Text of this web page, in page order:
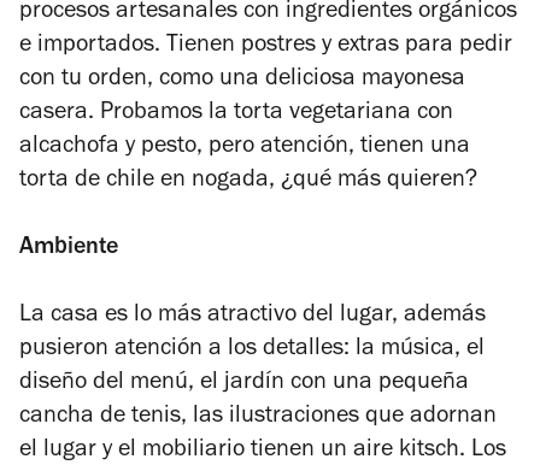
procesos artesanales con ingredientes orgánicos
e importados. Tienen postres y extras para pedir
con tu orden, como una deliciosa mayonesa
casera. Probamos la torta vegetariana con
alcachofa y pesto, pero atención, tienen una
torta de chile en nogada, ¿qué más quieren?
Ambiente
La casa es lo más atractivo del lugar, además
pusieron atención a los detalles: la música, el
diseño del menú, el jardín con una pequeña
cancha de tenis, las ilustraciones que adornan
el lugar y el mobiliario tienen un aire kitsch. Los